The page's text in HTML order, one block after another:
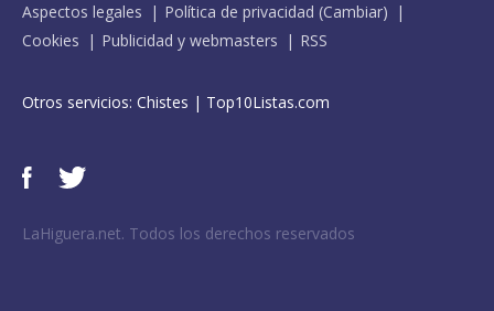
Aspectos legales
Política de privacidad (Cambiar)
Cookies
Publicidad y webmasters RSS
Otros servicios: Chistes | Top10Listas.com
LaHiguera.net. Todos los derechos reservados